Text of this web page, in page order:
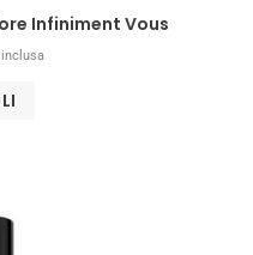
Infiniment Vous
inclusa